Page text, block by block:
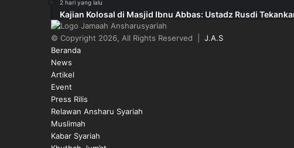
2 hari yang lalu
Kajian Kolosal di Masjid Ibnu Abbas: Ustadz Rusdi
© Copyright 2026, All Rights Reserved | J.A.S
Beranda
News
Artikel
Event
Press Rilis
Relawan Ansharu Syariah
Muslimah
Kabar Syariah